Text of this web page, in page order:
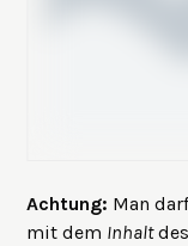
Achtung: Man
mit dem Inhalt